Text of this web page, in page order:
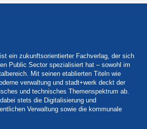
ein zukunftsorientierter Fachverlag, der sich
Public Sector spezialisiert hat – sowohl im
Mit seinen etablierten Titeln wie
verwaltung und stadt+werk deckt der
und technisches Themenspektrum ab.
stets die Digitalisierung und
Verwaltung sowie die kommunale